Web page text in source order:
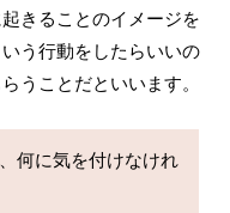
きることのイメージを
う行動をしたらいいの
うことだといいます。
何に気を付けなけれ